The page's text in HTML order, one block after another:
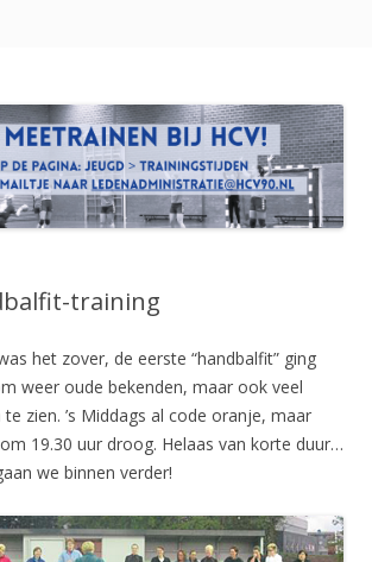
training
het zover, de eerste “handbalfit” ging
weer oude bekenden, maar ook veel
zien. ’s Middags al code oranje, maar
19.30 uur droog. Helaas van korte duur…
we binnen verder!